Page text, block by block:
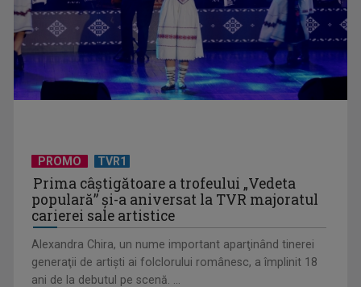
Horoscopul zilei de 6 august
PROMO TVR1
Prima câştigătoare a trofeului „Vedeta
populară” şi-a aniversat la TVR majoratul
carierei sale artistice
Alexandra Chira, un nume important aparţinând tinerei
generaţii de artişti ai folclorului românesc, a împlinit 18
ani de la debutul pe scenă. ...